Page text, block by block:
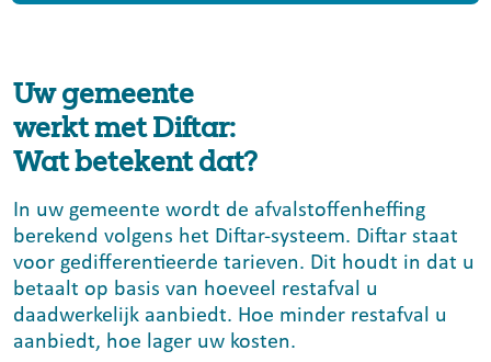
Uw gemeente
werkt met Diftar:
Wat betekent dat?
In uw gemeente wordt de afvalstoffenheffing
berekend volgens het Diftar-systeem. Diftar staat
voor gedifferentieerde tarieven. Dit houdt in dat u
betaalt op basis van hoeveel restafval u
daadwerkelijk aanbiedt. Hoe minder restafval u
aanbiedt, hoe lager uw kosten.